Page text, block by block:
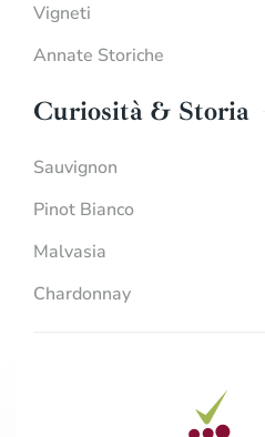
Vigneti
Annate Storiche
Curiosità & Storia
Sauvignon
Pinot Bianco
Malvasia
Chardonnay